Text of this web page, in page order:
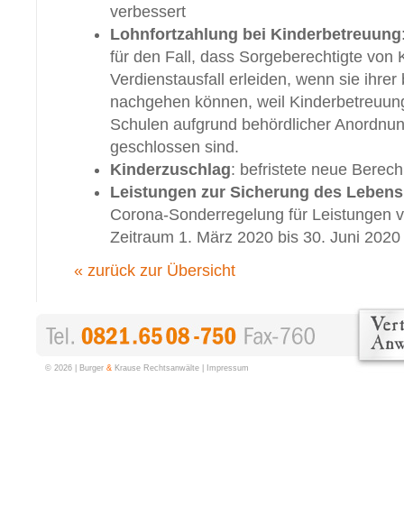
verbessert
Lohnfortzahlung bei Kinderbetreuung
für den Fall, dass Sorgeberechtigte von
Verdienstausfall erleiden, wenn sie
nachgehen können, weil
Schulen aufgrund behördlicher
geschlossen sind.
Kinderzuschlag: befristete neue
Leistungen zur Sicherung des
Corona-Sonderregelung für Leistungen
Zeitraum 1. März 2020 bis 30. Juni
« zurück zur Übersicht
© 2026 | Burger & Krause Rechtsanwälte | Impressum